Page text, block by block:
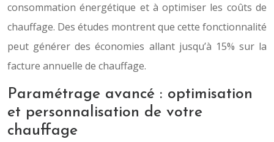
consommation énergétique et à optimiser les coûts de
chauffage. Des études montrent que cette fonctionnalité
peut générer des économies allant jusqu’à 15% sur la
facture annuelle de chauffage.
Paramétrage avancé : optimisation
et personnalisation de votre
chauffage